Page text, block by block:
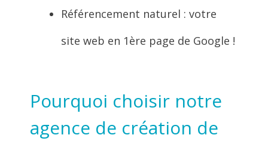
Référencement naturel : votre
site web en 1ère page de Google !
Pourquoi choisir notre
agence de création de